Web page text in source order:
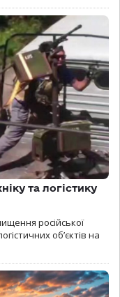
та логістику
російської
об’єктів на